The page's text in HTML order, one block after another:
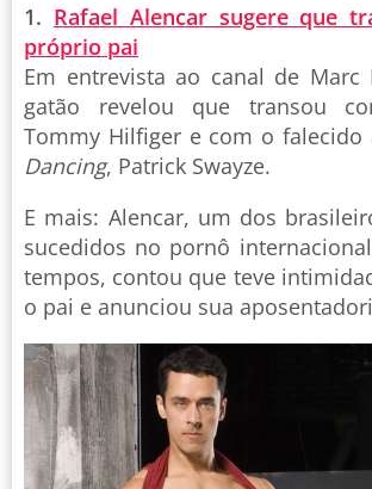
1. Rafael Alencar sugere que
próprio pai
Em entrevista ao canal de Marc
gatão revelou que transou
Tommy Hilfiger e com o falecido
Dancing, Patrick Swayze.
E mais: Alencar, um dos
sucedidos no pornô
tempos, contou que teve
o pai e anunciou sua